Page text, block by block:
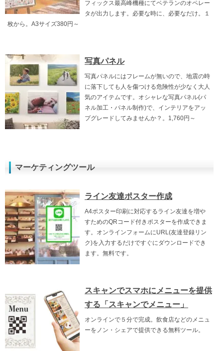
フィックス最高峰機種にてベテランのオペレー
タが出力します。必要な時に、必要なだけ。１
枚から。A3サイズ380円～
写真パネル
写真パネルにはフレームが無いので、地震の時
に落下しても人を傷つける危険性が少なく大人
気のアイテムです。オシャレな写真パネル(パ
ネル加工・パネル制作)で、インテリアをアッ
プグレードしてみませんか？。1,760円～
マーケティングツール
ライン友達ポスター作成
A4ポスター印刷に対応するライン友達を増や
すためのQRコード付きポスターを作成できま
す。オンラインフォームにURL(友達登録リン
ク)を入力するだけですぐにダウンロードでき
ます。無料です。
スキャンでスマホにメニューを提供
する「スキャンでメニュー」
オンラインで５分で完成。飲食店などのメニュ
ーをノン・シェアで提供できる無料ツール。